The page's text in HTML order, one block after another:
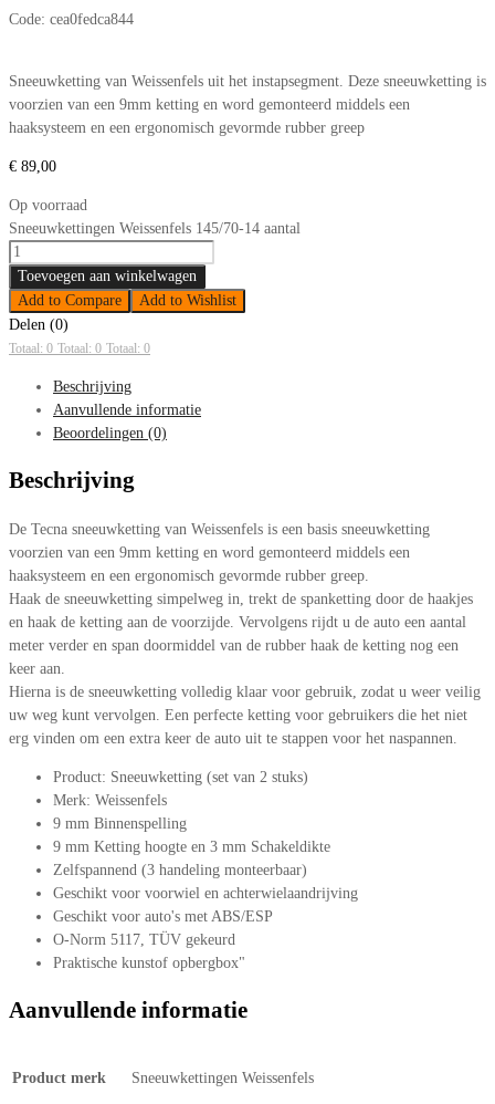
Code: cea0fedca844
Sneeuwketting van Weissenfels uit het instapsegment. Deze sneeuwketting is
voorzien van een 9mm ketting en word gemonteerd middels een
haaksysteem en een ergonomisch gevormde rubber greep
€ 89,00
Op voorraad
Sneeuwkettingen Weissenfels 145/70-14 aantal
Toevoegen aan winkelwagen
Add to Compare
Add to Wishlist
Delen (0)
Totaal: 0 Totaal: 0 Totaal: 0
Beschrijving
Aanvullende informatie
Beoordelingen (0)
Beschrijving
De Tecna sneeuwketting van Weissenfels is een basis sneeuwketting
voorzien van een 9mm ketting en word gemonteerd middels een
haaksysteem en een ergonomisch gevormde rubber greep.
Haak de sneeuwketting simpelweg in, trekt de spanketting door de haakjes
en haak de ketting aan de voorzijde. Vervolgens rijdt u de auto een aantal
meter verder en span doormiddel van de rubber haak de ketting nog een
keer aan.
Hierna is de sneeuwketting volledig klaar voor gebruik, zodat u weer veilig
uw weg kunt vervolgen. Een perfecte ketting voor gebruikers die het niet
erg vinden om een extra keer de auto uit te stappen voor het naspannen.
Product: Sneeuwketting (set van 2 stuks)
Merk: Weissenfels
9 mm Binnenspelling
9 mm Ketting hoogte en 3 mm Schakeldikte
Zelfspannend (3 handeling monteerbaar)
Geschikt voor voorwiel en achterwielaandrijving
Geschikt voor auto's met ABS/ESP
O-Norm 5117, TÜV gekeurd
Praktische kunstof opbergbox"
Aanvullende informatie
Product merk Sneeuwkettingen Weissenfels